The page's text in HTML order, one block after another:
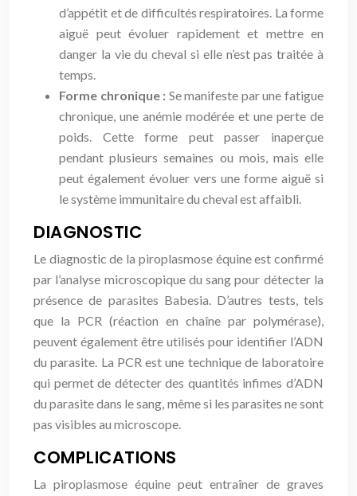
d’appétit et de difficultés respiratoires. La forme
aiguë peut évoluer rapidement et mettre en
danger la vie du cheval si elle n’est pas traitée à
temps.
Forme chronique : Se manifeste par une fatigue
chronique, une anémie modérée et une perte de
poids. Cette forme peut passer inaperçue
pendant plusieurs semaines ou mois, mais elle
peut également évoluer vers une forme aiguë si
le système immunitaire du cheval est affaibli.
DIAGNOSTIC
Le diagnostic de la piroplasmose équine est confirmé
par l’analyse microscopique du sang pour détecter la
présence de parasites Babesia. D’autres tests, tels
que la PCR (réaction en chaîne par polymérase),
peuvent également être utilisés pour identifier l’ADN
du parasite. La PCR est une technique de laboratoire
qui permet de détecter des quantités infimes d’ADN
du parasite dans le sang, même si les parasites ne sont
pas visibles au microscope.
COMPLICATIONS
La piroplasmose équine peut entraîner de graves